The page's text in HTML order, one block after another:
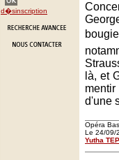
d�sinscription
là, et
d'une
Opéra
Le 24/09/
Yutha TEP